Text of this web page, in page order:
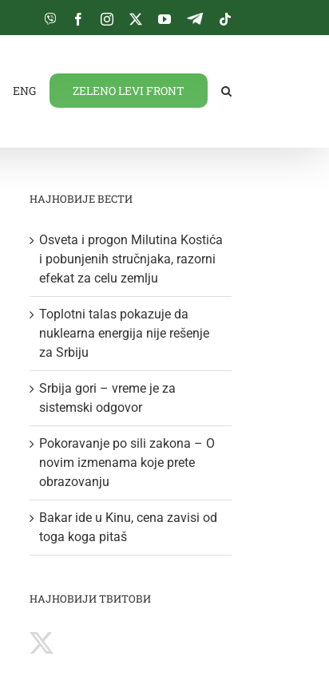
Viber FacebookInstagram
TwitterYouTube
Telegram
ENG ZELENO LEVI FRONT
НАЈНОВИЈЕ ВЕСТИ
Osveta i progon Milutina Kostića
i pobunjenih stručnjaka, razorni
efekat za celu zemlju
Toplotni talas pokazuje da
nuklearna energija nije rešenje
za Srbiju
Srbija gori – vreme je za
sistemski odgovor
Pokoravanje po sili zakona – O
novim izmenama koje prete
obrazovanju
Bakar ide u Kinu, cena zavisi od
toga koga pitaš
НАЈНОВИЈИ ТВИТОВИ